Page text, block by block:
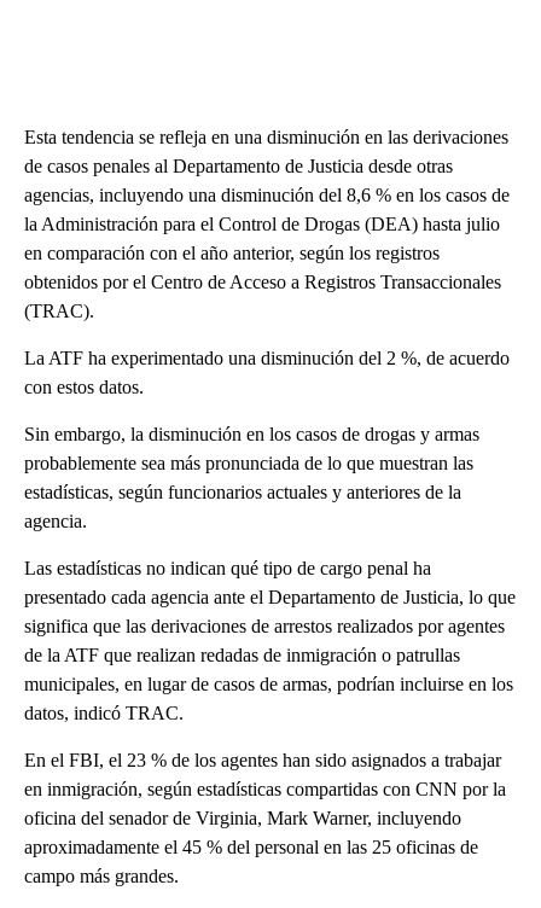
Esta tendencia se refleja en una disminución en las derivaciones
de casos penales al Departamento de Justicia desde otras
agencias, incluyendo una disminución del 8,6 % en los casos de
la Administración para el Control de Drogas (DEA) hasta julio
en comparación con el año anterior, según los registros
obtenidos por el Centro de Acceso a Registros Transaccionales
(TRAC).
La ATF ha experimentado una disminución del 2 %, de acuerdo
con estos datos.
Sin embargo, la disminución en los casos de drogas y armas
probablemente sea más pronunciada de lo que muestran las
estadísticas, según funcionarios actuales y anteriores de la
agencia.
Las estadísticas no indican qué tipo de cargo penal ha
presentado cada agencia ante el Departamento de Justicia, lo que
significa que las derivaciones de arrestos realizados por agentes
de la ATF que realizan redadas de inmigración o patrullas
municipales, en lugar de casos de armas, podrían incluirse en los
datos, indicó TRAC.
En el FBI, el 23 % de los agentes han sido asignados a trabajar
en inmigración, según estadísticas compartidas con CNN por la
oficina del senador de Virginia, Mark Warner, incluyendo
aproximadamente el 45 % del personal en las 25 oficinas de
campo más grandes.